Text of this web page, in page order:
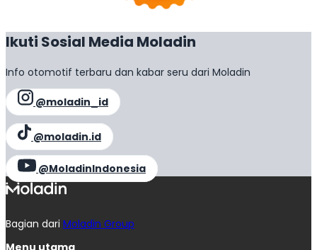
Ikuti Sosial Media Moladin
Info otomotif terbaru dan kabar seru dari Moladin
@moladin_id
@moladin.id
@MoladinIndonesia
Bagian dari Moladin Group
Menu utama